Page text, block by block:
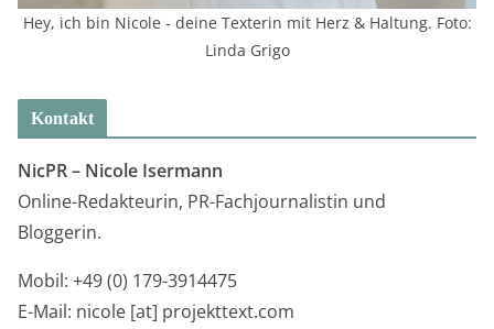
Hey, ich bin Nicole - deine Texterin mit Herz & Haltung. Foto:
Linda Grigo
Kontakt
NicPR – Nicole Isermann
Online-Redakteurin, PR-Fachjournalistin und
Bloggerin.
Mobil: +49 (0) 179-3914475
E-Mail: nicole [at] projekttext.com